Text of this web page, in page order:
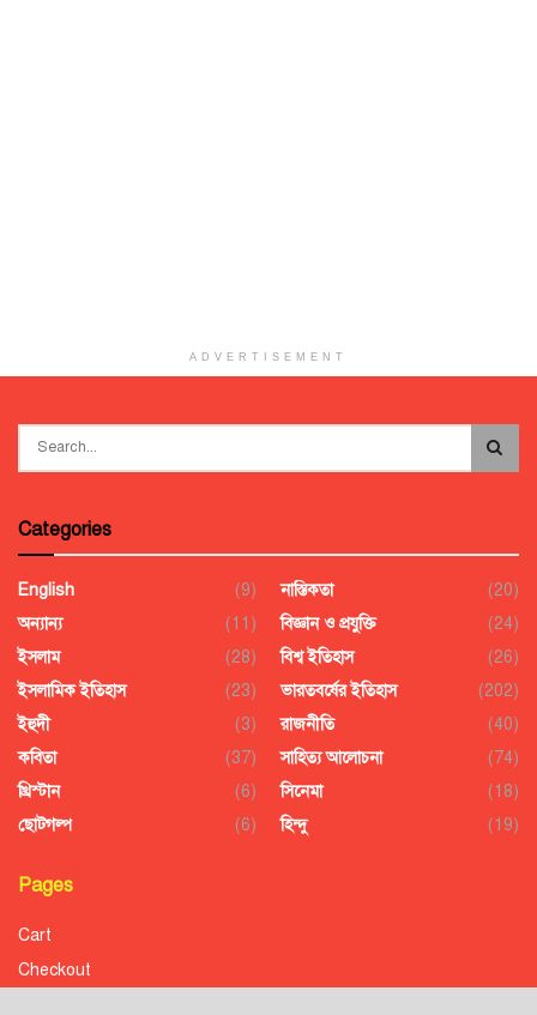
ADVERTISEMENT
Categories
English
(9)
অন্যান্য
(11)
ইসলাম
(28)
ইসলামিক ইতিহাস
(23)
ইহুদী
(3)
কবিতা
(37)
খ্রিস্টান
(6)
ছোটগল্প
(6)
নাস্তিকতা
(20)
বিজ্ঞান ও প্রযুক্তি
(24)
বিশ্ব ইতিহাস
(26)
ভারতবর্ষের ইতিহাস
(202)
রাজনীতি
(40)
সাহিত্য আলোচনা
(74)
সিনেমা
(18)
হিন্দু
(19)
Pages
Cart
Checkout